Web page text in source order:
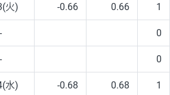
火) -0.66 0.66 1
- 0
- 0
水) -0.68 0.68 1